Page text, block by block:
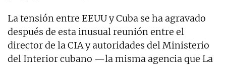
La tensión entre EEUU y Cuba se ha agravado
después de esta inusual reunión entre el
director de la CIA y autoridades del Ministerio
del Interior cubano —la misma agencia que La